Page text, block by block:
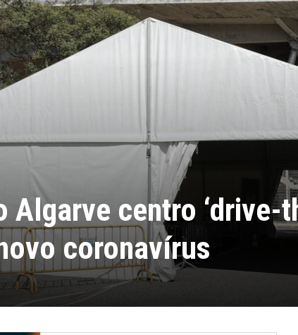
centro ‘drive-
coronavírus